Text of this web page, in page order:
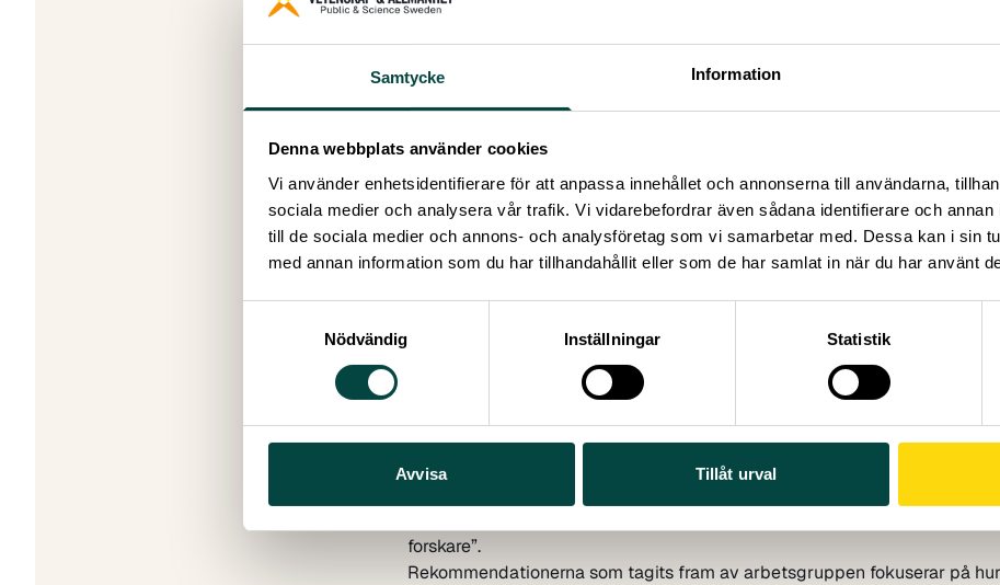
Samtycke Information
Denna webbplats använder cookies
Vi använder enhetsidentifierare för att anpassa innehållet och annonserna till användarna,
sociala medier och analysera vår trafik. Vi vidarebefordrar även sådana identifierare och annan
till de sociala medier och annons- och analysföretag som vi samarbetar med. Dessa kan i sin
med annan information som du har tillhandahållit eller som de har samlat in när du har använt
Nödvändig
Inställningar Statistik
Avvisa Tillåt urval
Arbetet har resulterat i fyra tematiska rapporter och en slutrapport som
sammanfattar resultaten och ger policyrekommendationer. Åtta länder
deltagit: Belgien, Tyskland, Irland, Litauen, Nederländerna, Norge,
möjligheter och utmaningar för dialog och samskapande
analys av riktlinjer och policiesför dialog och samskapande
dialog och samskapande inom det europeiska forskningsområdet (ERA)
Ta del av rapporterna på EU-kommissionenswebbplats
– Att delta i MLE PE har varit väldigt viktigt för oss på Vetenskap &
dela med oss med vår expertis och visa upp goda exempel från Sverige,
Maria Hagardt, nationell expert i MLE PE
Rekommendationer & slutsatser
Policy to Practice i Bryssel den 1 april. Drygt 70 personer deltog på plats
närmare 100 deltog online. Förutom rekommendationerna från MLE PE
forskare”.
Rekommendationerna som tagits fram av arbetsgruppen fokuserar på